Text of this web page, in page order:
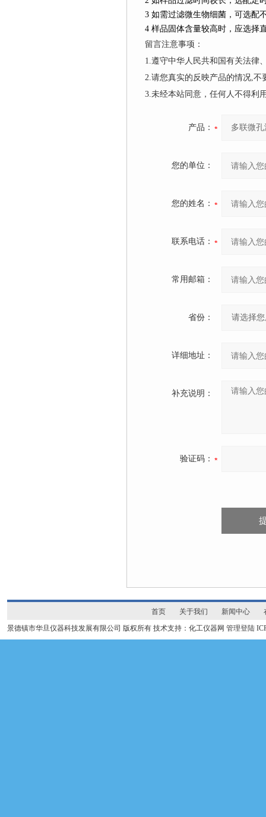
3 如需过滤微生物细菌，可选配
4 样品固体含量较高时，应选择
留言注意事项：
1.遵守中华人民共和国有关法律
2.请您真实的反映产品的情况,
3.未经本站同意，任何人不得利
产品：
您的单位：
您的姓名：
联系电话：
常用邮箱：
省份：
详细地址：
补充说明：
验证码：
首页 关于我们 新闻中心
景德镇市华旦仪器科技发展有限公司 版权所有 技术支持：化工仪器网 管理登陆